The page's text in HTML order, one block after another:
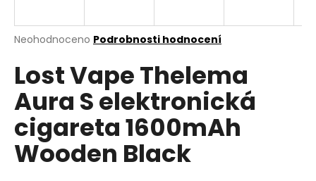
Průměrné
produktu
je
0,0
z
5
hvězdiček.
Neohodnoceno Podrobnosti hodnocení
Lost Vape Thelema
Aura S elektronická
cigareta 1600mAh
Wooden Black
j
t
?
HLEDAT